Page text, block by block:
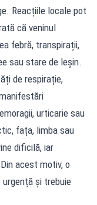
Reacțiile locale pot
că veninul
febră, transpirații,
sau stare de leșin.
de respirație,
urticarie sau
fața, limba sau
dificilă, iar
acest motiv, o
și trebuie